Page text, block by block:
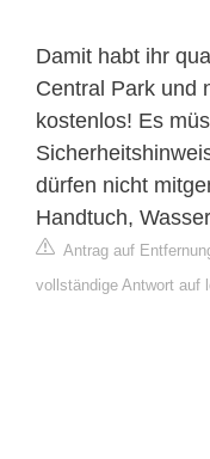
Damit habt ihr
Central Park und
kostenlos! Es
dürfen nicht
Handtuch,
Antrag auf
vollständige Antwort auf